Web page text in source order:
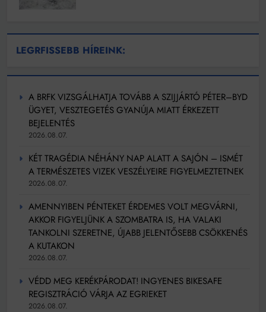
LEGRFISSEBB HÍREINK:
A BRFK VIZSGÁLHATJA TOVÁBB A SZIJJÁRTÓ PÉTER–BYD
ÜGYET, VESZTEGETÉS GYANÚJA MIATT ÉRKEZETT
BEJELENTÉS
2026.08.07.
KÉT TRAGÉDIA NÉHÁNY NAP ALATT A SAJÓN – ISMÉT
A TERMÉSZETES VIZEK VESZÉLYEIRE FIGYELMEZTETNEK
2026.08.07.
AMENNYIBEN PÉNTEKET ÉRDEMES VOLT MEGVÁRNI,
AKKOR FIGYELJÜNK A SZOMBATRA IS, HA VALAKI
TANKOLNI SZERETNE, ÚJABB JELENTŐSEBB CSÖKKENÉS
A KUTAKON
2026.08.07.
VÉDD MEG KERÉKPÁRODAT! INGYENES BIKESAFE
REGISZTRÁCIÓ VÁRJA AZ EGRIEKET
2026.08.07.